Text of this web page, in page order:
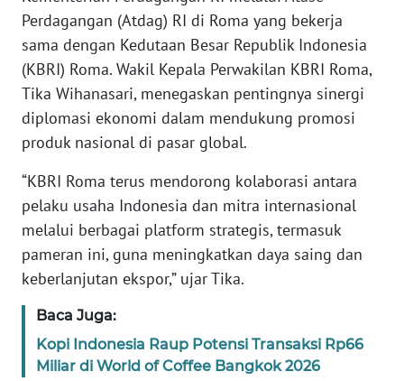
Perdagangan (Atdag) RI di Roma yang bekerja
sama dengan Kedutaan Besar Republik Indonesia
(KBRI) Roma. Wakil Kepala Perwakilan KBRI Roma,
Tika Wihanasari, menegaskan pentingnya sinergi
diplomasi ekonomi dalam mendukung promosi
produk nasional di pasar global.
“KBRI Roma terus mendorong kolaborasi antara
pelaku usaha Indonesia dan mitra internasional
melalui berbagai platform strategis, termasuk
pameran ini, guna meningkatkan daya saing dan
keberlanjutan ekspor,” ujar Tika.
Baca Juga:
Kopi Indonesia Raup Potensi Transaksi Rp66
Miliar di World of Coffee Bangkok 2026
WN
SUMUT
WN
JAKARTA
WN
BANTEN
WN
WN
KEPRI